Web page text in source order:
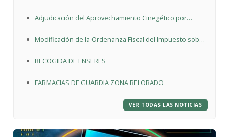
Adjudicación del Aprovechamiento Cinegético por
Modificación de la Ordenanza Fiscal del Impuesto sobre
RECOGIDA DE ENSERES
FARMACIAS DE GUARDIA ZONA BELORADO
VER TODAS LAS NOTICIAS